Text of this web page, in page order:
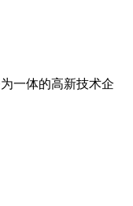
一体的高新技术企